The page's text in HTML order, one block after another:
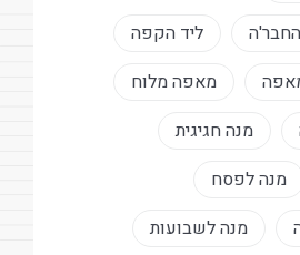
ליד הקפה
מאפה מלוח
מנה חגיגית
מנה לפסח
מנה לשבועות